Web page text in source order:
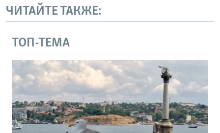
ЧИТАЙТЕ ТАКЖЕ:
ТОП-ТЕМА